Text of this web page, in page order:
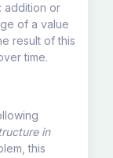
addition or
of a value
result of this
time.
in
this